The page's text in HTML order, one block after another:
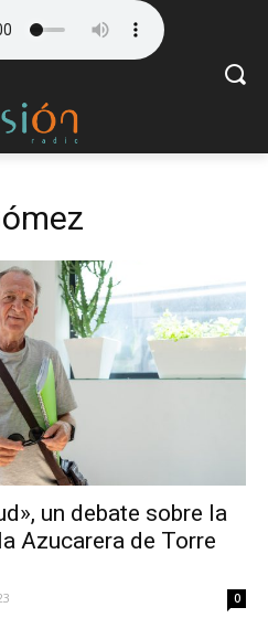
un debate sobre la
Azucarera de Torre
0